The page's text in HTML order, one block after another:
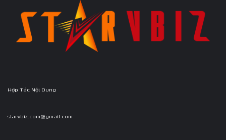
Hợp Tác Nội Dung
starvbiz.com@gmail.com